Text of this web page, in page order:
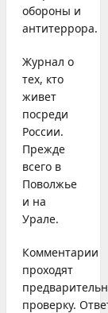
обороны и
антитеррора.
Журнал о
тех, кто
живет
посреди
России.
Прежде
всего в
Поволжье
и на
Урале.
Комментарии
проходят
проверку.